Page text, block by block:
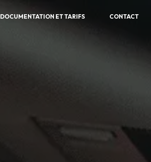
DOCUMENTATION ET TARIFS CONTACT